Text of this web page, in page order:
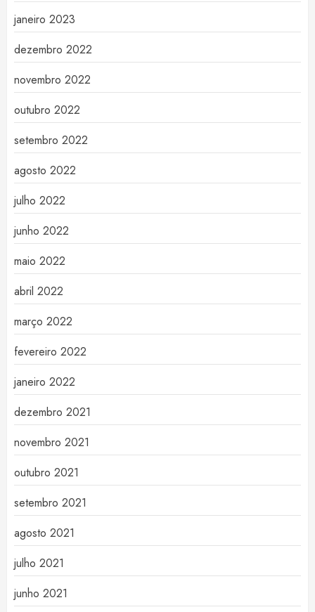
janeiro 2023
dezembro 2022
novembro 2022
outubro 2022
setembro 2022
agosto 2022
julho 2022
junho 2022
maio 2022
abril 2022
março 2022
fevereiro 2022
janeiro 2022
dezembro 2021
novembro 2021
outubro 2021
setembro 2021
agosto 2021
julho 2021
junho 2021